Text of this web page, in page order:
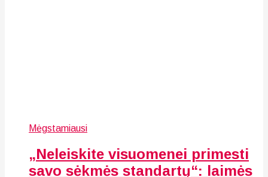
Mėgstamiausi
„Neleiskite visuomenei primesti
savo sėkmės standartų“: laimės